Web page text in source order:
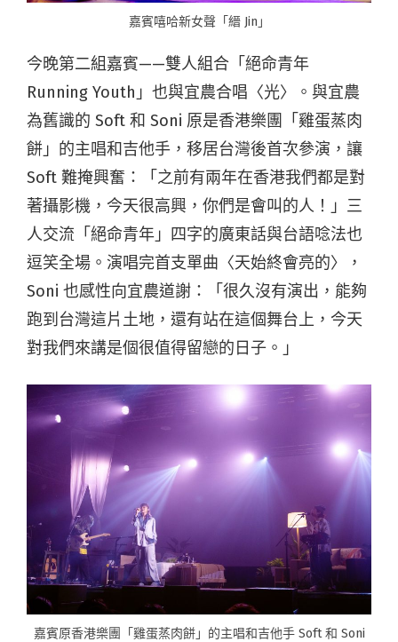
嘉賓嘻哈新女聲「縉 Jin」
今晚第二組嘉賓——雙人組合「絕命青年
Running Youth」也與宜農合唱〈光〉。與宜農
為舊識的 Soft 和 Soni 原是香港樂團「雞蛋蒸肉
餅」的主唱和吉他手，移居台灣後首次參演，讓
Soft 難掩興奮：「之前有兩年在香港我們都是對
著攝影機，今天很高興，你們是會叫的人！」三
人交流「絕命青年」四字的廣東話與台語唸法也
逗笑全場。演唱完首支單曲〈天始終會亮的〉，
Soni 也感性向宜農道謝：「很久沒有演出，能夠
跑到台灣這片土地，還有站在這個舞台上，今天
對我們來講是個很值得留戀的日子。」
嘉賓原香港樂團「雞蛋蒸肉餅」的主唱和吉他手 Soft 和 Soni